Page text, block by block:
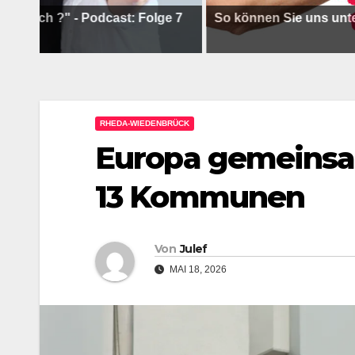
?" - Podcast: Folge 7 So können Sie uns
RHEDA-WIEDENBRÜCK
Europa
13 Kommunen
Von Julef
MAI 18, 2026